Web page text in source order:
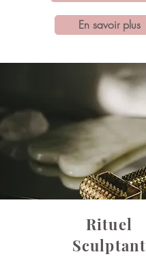
En savoir plus
Rituel
Sculptant